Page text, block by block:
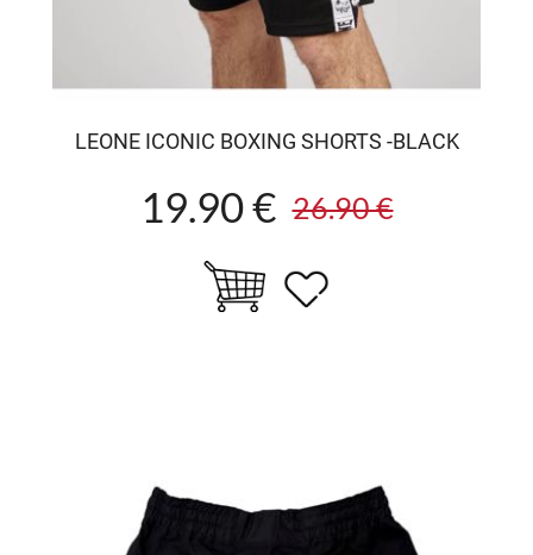
LEONE ICONIC BOXING SHORTS -BLACK
19.90 € 26.90 €